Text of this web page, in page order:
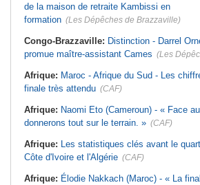
de la maison de retraite Kambissi en
formation (Les Dépêches de Brazzaville)
Congo-Brazzaville: Distinction - Darrel
promue maître-assistant Cames (Les
Afrique: Maroc - Afrique du Sud - Les
finale très attendu (CAF)
Afrique: Naomi Eto (Cameroun) - « Face
donnerons tout sur le terrain. » (CAF)
Afrique: Les statistiques clés avant le
Côte d'Ivoire et l'Algérie (CAF)
Afrique: Élodie Nakkach (Maroc) - « La